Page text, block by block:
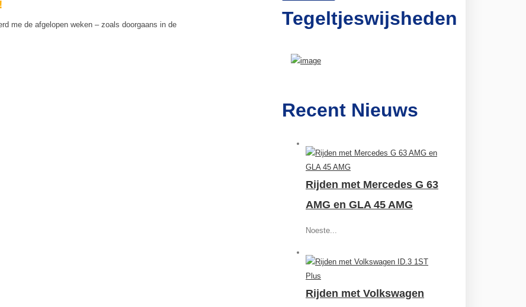
me de afgelopen weken – zoals doorgaans in de
Tegeltjeswijsheden
Recent Nieuws
Rijden met Mercedes G 63
AMG en GLA 45 AMG
Noeste...
Rijden met Volkswagen